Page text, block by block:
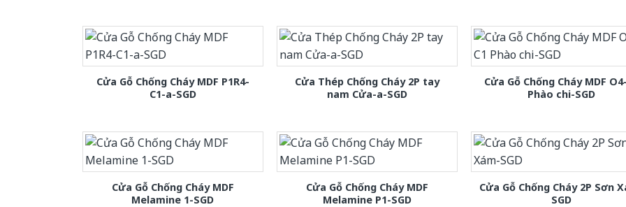
Cửa Gỗ Chống Cháy MDF P1R4-
C1-a-SGD
Cửa Thép Chống Cháy 2P tay
nam Cửa-a-SGD
Cửa Gỗ Chống Cháy MDF
Phào chi-SGD
Cửa Gỗ Chống Cháy MDF
Melamine 1-SGD
Cửa Gỗ Chống Cháy MDF
Melamine P1-SGD
Cửa Gỗ Chống Cháy 2P Sơn
SGD